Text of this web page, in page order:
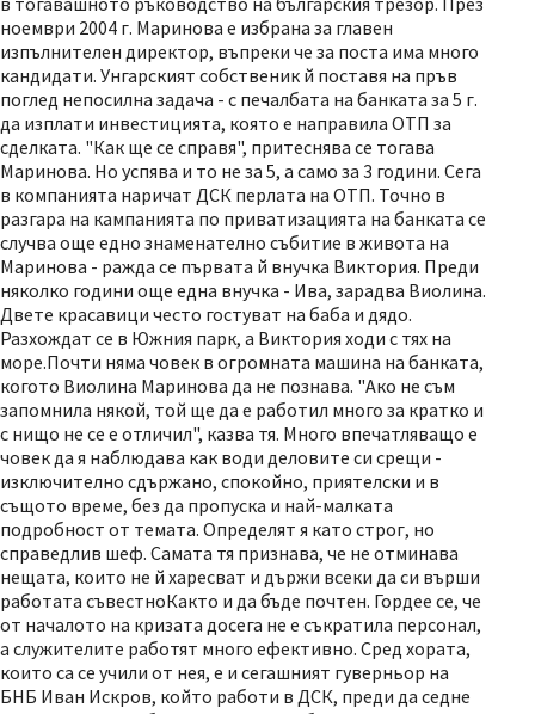
ноември 2004 г. Маринова е избрана за главен
изпълнителен директор, въпреки че за поста има много
кандидати. Унгарският собственик й поставя на пръв
поглед непосилна задача - с печалбата на банката за 5 г.
да изплати инвестицията, която е направила ОТП за
сделката. "Как ще се справя", притеснява се тогава
Маринова. Но успява и то не за 5, а само за 3 години. Сега
в компанията наричат ДСК перлата на ОТП. Точно в
разгара на кампанията по приватизацията на банката се
случва още едно знаменателно събитие в живота на
Маринова - ражда се първата й внучка Виктория. Преди
няколко години още една внучка - Ива, зарадва Виолина.
Двете красавици често гостуват на баба и дядо.
Разхождат се в Южния парк, а Виктория ходи с тях на
море.Почти няма човек в огромната машина на банката,
когото Виолина Маринова да не познава. "Ако не съм
запомнила някой, той ще да е работил много за кратко и
с нищо не се е отличил", казва тя. Много впечатляващо е
човек да я наблюдава как води деловите си срещи -
изключително сдържано, спокойно, приятелски и в
същото време, без да пропуска и най-малката
подробност от темата. Определят я като строг, но
справедлив шеф. Самата тя признава, че не отминава
нещата, които не й харесват и държи всеки да си върши
работата съвестноКакто и да бъде почтен. Гордее се, че
от началото на кризата досега не е съкратила персонал,
а служителите работят много ефективно. Сред хората,
които са се учили от нея, е и сегашният гуверньор на
БНБ Иван Искров, който работи в ДСК, преди да седне